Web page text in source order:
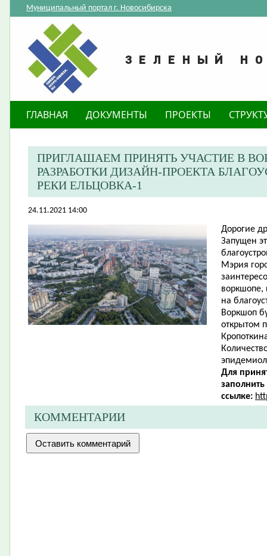
Муниципальный портал г. Новосибирска
ГЛАВНАЯ ДОКУМЕНТЫ ПРОЕКТЫ
ПРИГЛАШАЕМ ПРИНЯТЬ УЧАСТИЕ В
РАЗРАБОТКИ ДИЗАЙН-ПРОЕКТА
РЕКИ ЕЛЬЦОВКА-1
24.11.2021 14:00
Дорогие
Запущен
Мэрия
воркшопе,
на
Воркшоп
открытом
Для
ссылке:
КОММЕНТАРИИ